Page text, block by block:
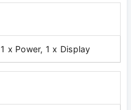
1 x Power, 1 x Display